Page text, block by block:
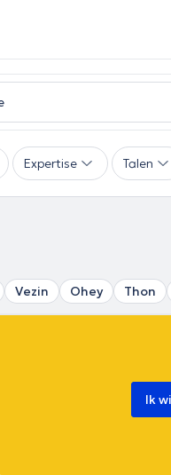
Expertise Talen
Vezin Ohey Thon
Ik